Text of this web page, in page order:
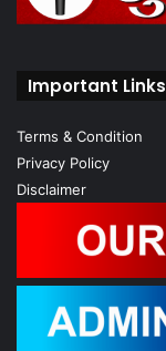
Important Links
Terms & Condition
Privacy Policy
Disclaimer